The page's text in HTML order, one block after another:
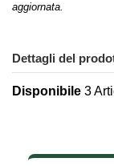
aggiornata.
Dettagli del
Disponibile 3